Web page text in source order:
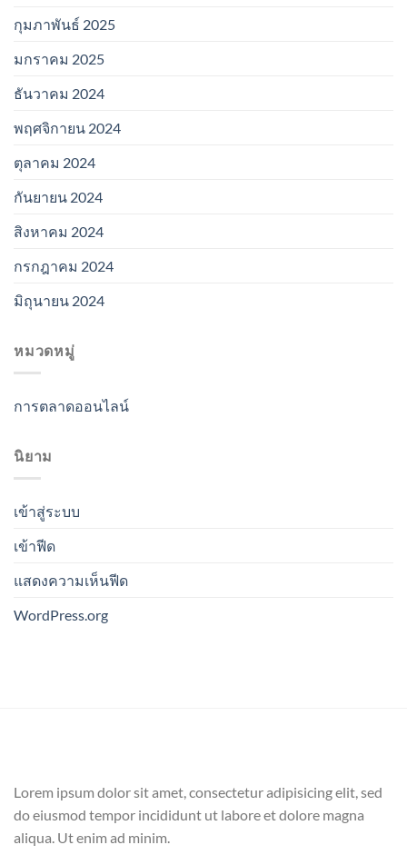
กุมภาพันธ์ 2025
มกราคม 2025
ธันวาคม 2024
พฤศจิกายน 2024
ตุลาคม 2024
กันยายน 2024
สิงหาคม 2024
กรกฎาคม 2024
มิถุนายน 2024
หมวดหมู่
การตลาดออนไลน์
นิยาม
เข้าสู่ระบบ
เข้าฟีด
แสดงความเห็นฟีด
WordPress.org
Lorem ipsum dolor sit amet, consectetur adipisicing elit, sed
do eiusmod tempor incididunt ut labore et dolore magna
aliqua. Ut enim ad minim.